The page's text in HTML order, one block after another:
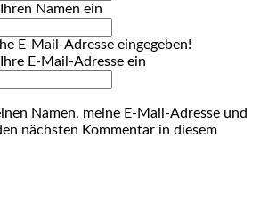
Namen ein
E-Mail-Adresse eingegeben!
E-Mail-Adresse ein
Namen, meine E-Mail-Adresse und
nächsten Kommentar in diesem